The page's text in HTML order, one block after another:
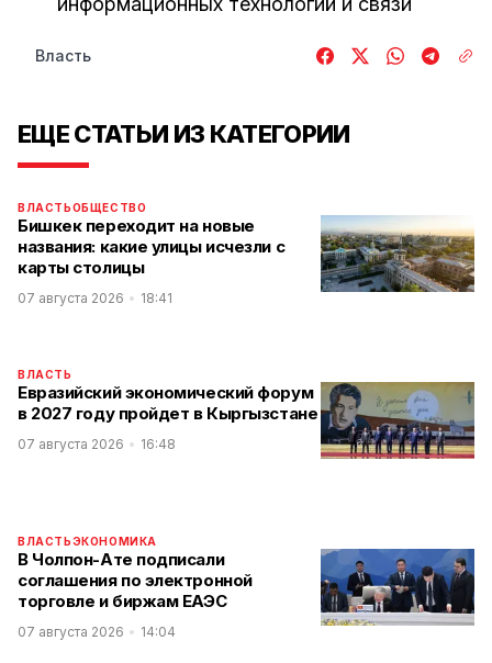
Власть
ЕЩЕ СТАТЬИ ИЗ КАТЕГОРИИ
ВЛАСТЬОБЩЕСТВО
Бишкек переходит на новые
названия: какие улицы исчезли с
карты столицы
07 августа 2026 18:41
ВЛАСТЬ
Евразийский экономический форум
в 2027 году пройдет в Кыргызстане
07 августа 2026 16:48
ВЛАСТЬЭКОНОМИКА
В Чолпон-Ате подписали
соглашения по электронной
торговле и биржам ЕАЭС
07 августа 2026 14:04